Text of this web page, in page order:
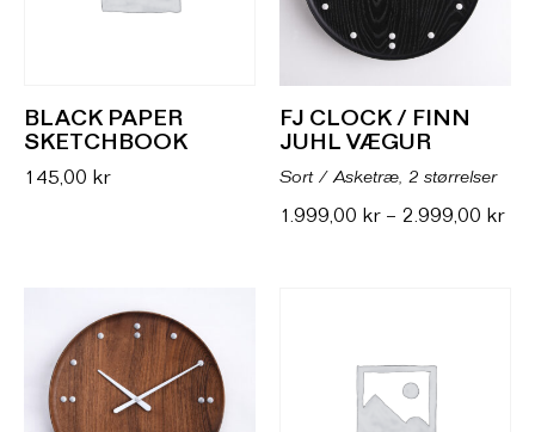
BLACK PAPER
SKETCHBOOK
145,00 kr
FJ CLOCK / FINN
JUHL VÆGUR
Sort / Asketræ, 2 størrelser
1.999,00 kr – 2.999,00 kr